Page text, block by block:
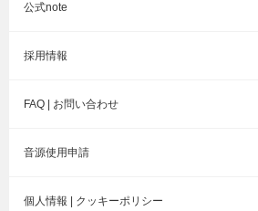
公式note
採用情報
FAQ | お問い合わせ
音源使用申請
個人情報 | クッキーポリシー